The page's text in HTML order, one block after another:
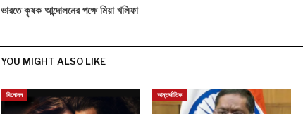
ভারতে কৃষক আন্দোলনের পক্ষে মিয়া খলিফা
YOU MIGHT ALSO LIKE
বিনোদন আন্তর্জাতিক